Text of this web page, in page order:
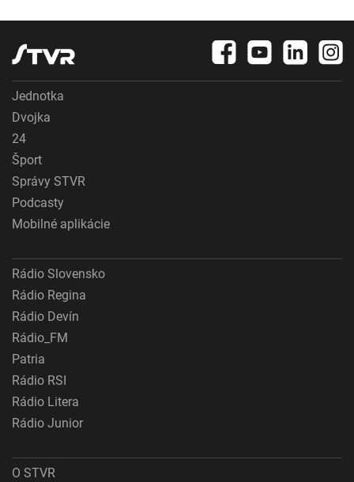
Jednotka
Dvojka
24
Šport
Správy STVR
Podcasty
Mobilné aplikácie
Rádio Slovensko
Rádio Regina
Rádio Devín
Rádio_FM
Patria
Rádio RSI
Rádio Litera
Rádio Junior
O STVR